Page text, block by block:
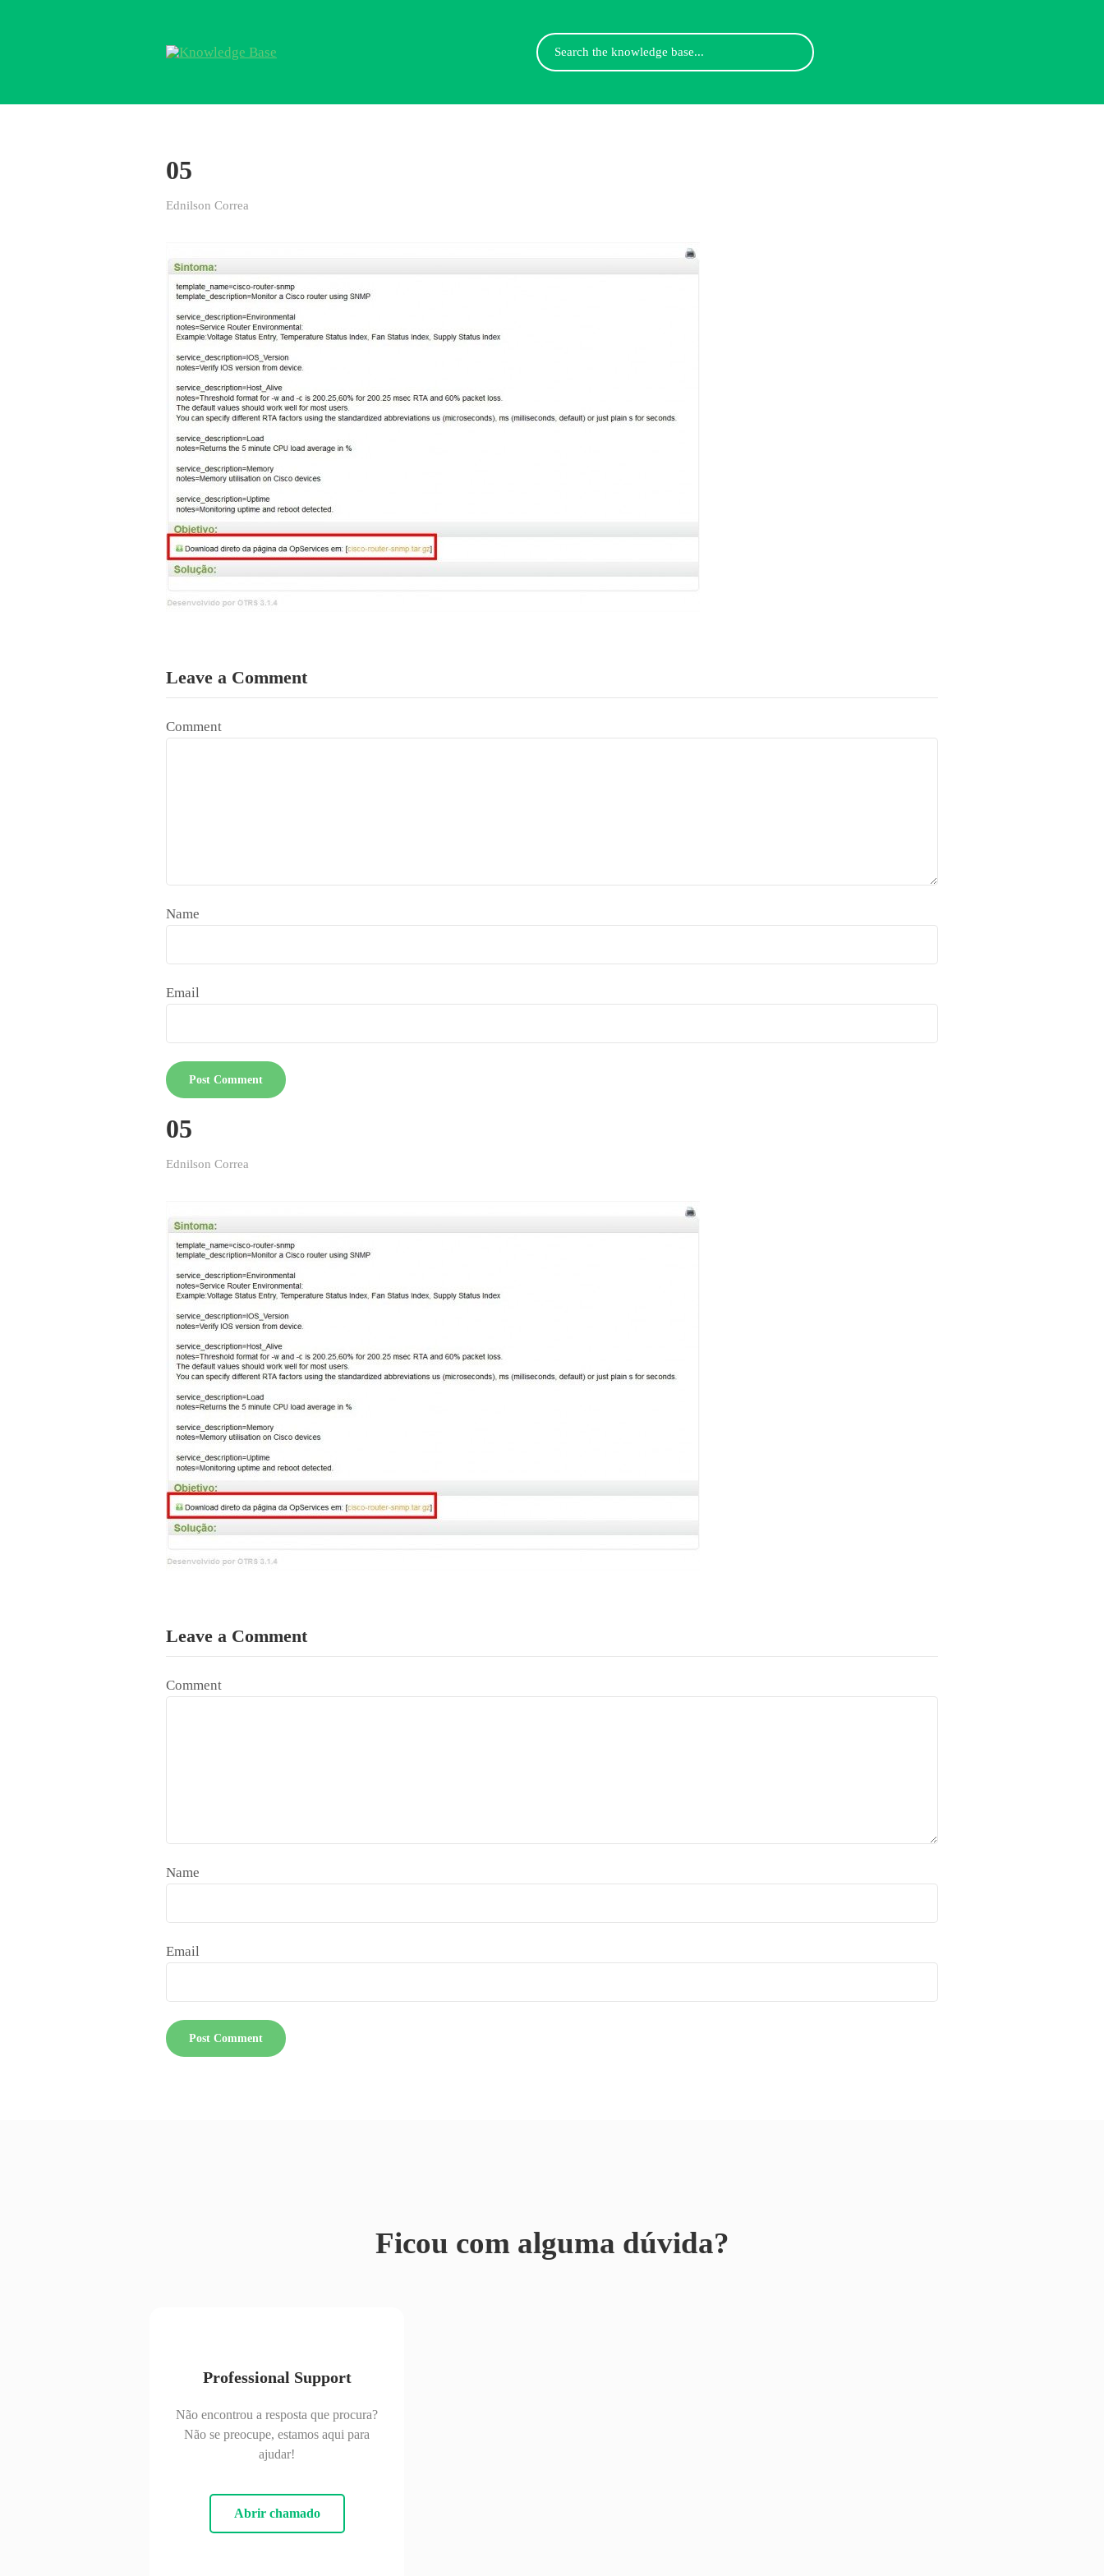
Search
For
05
Ednilson Correa
Leave a Comment
Comment
Name
Email
05
Ednilson Correa
Leave a Comment
Comment
Name
Email
Ficou com alguma dúvida?
Professional Support
Não encontrou a resposta que procura?
Não se preocupe, estamos aqui para
ajudar!
Abrir chamado